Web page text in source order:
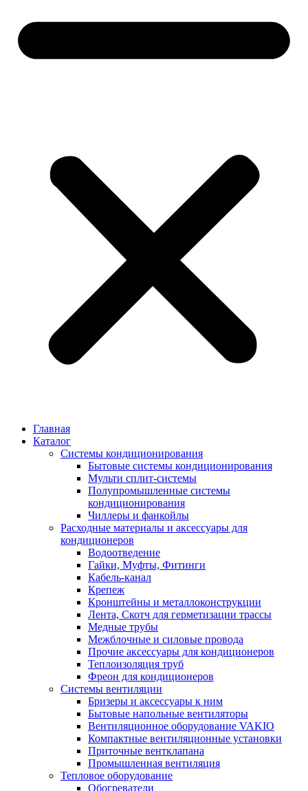
Главная
Каталог
Системы кондиционирования
Бытовые системы кондиционирования
Мульти сплит-системы
Полупромышленные системы
кондиционирования
Чиллеры и фанкойлы
Расходные материалы и аксессуары для
кондиционеров
Водоотведение
Гайки, Муфты, Фитинги
Кабель-канал
Крепеж
Кронштейны и металлоконструкции
Лента, Скотч для герметизации трассы
Медные трубы
Межблочные и силовые провода
Прочие аксессуары для кондиционеров
Теплоизоляция труб
Фреон для кондиционеров
Системы вентиляции
Бризеры и аксессуары к ним
Бытовые напольные вентиляторы
Вентиляционное оборудование VAKIO
Компактные вентиляционные установки
Приточные вентклапана
Промышленная вентиляция
Тепловое оборудование
Обогреватели